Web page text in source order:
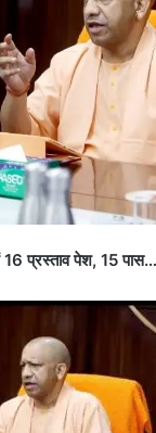
प्रस्ताव पेश, 15